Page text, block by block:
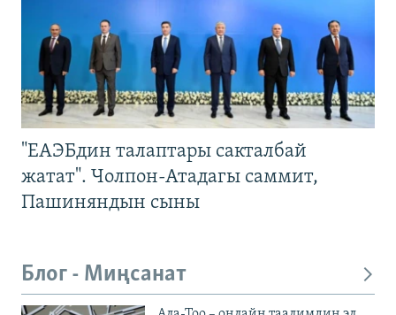
"ЕАЭБдин талаптары сакталбай
жатат". Чолпон-Атадагы саммит,
Пашиняндын сыны
Блог - Миңсанат